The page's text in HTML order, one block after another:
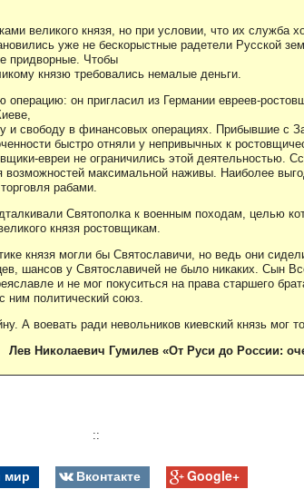
великого князя, но при условии, что их служба
уже не бескорыстные радетели Русской
придворные. Чтобы
князю требовались немалые деньги.
операцию: он пригласил из Германии евреев-
и свободу в финансовых операциях. Прибывшие с
быстро отняли у непривычных к
евреи не ограничились этой деятельностью.
возможностей максимальной наживы. Наиболее
рабами.
Святополка к военным походам, целью
князя ростовщикам.
князя могли бы Святославичи, но ведь они
шансов у Святославичей не было никаких. Сын
и не мог покуситься на права старшего
ним политический союз.
А воевать ради невольников киевский князь мог
Лев Николаевич Гумилев «От Руси до России:
::
мир Вконтакте Google+